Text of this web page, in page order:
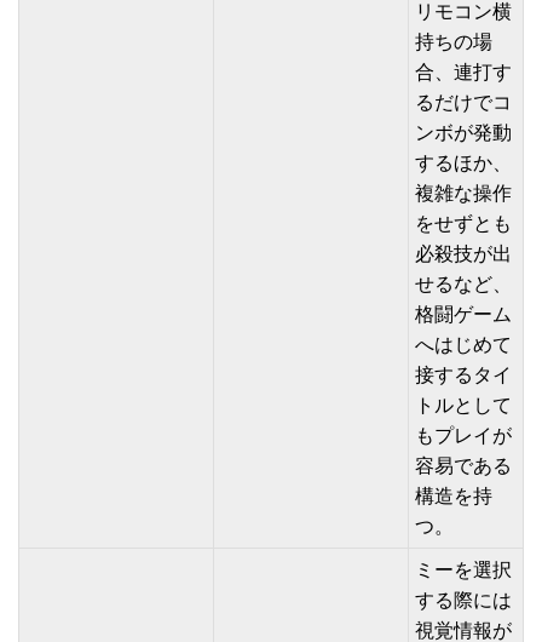
リモコン横
持ちの場
合、連打す
るだけでコ
ンボが発動
するほか、
複雑な操作
をせずとも
必殺技が出
せるなど、
格闘ゲーム
へはじめて
接するタイ
トルとして
もプレイが
容易である
構造を持
つ。
ミーを選択
する際には
視覚情報が